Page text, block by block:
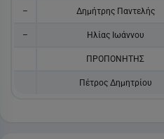
– Δημήτρης Παντελής
– Ηλίας Ιωάννου
ΠΡΟΠΟΝΗΤΗΣ
Πέτρος Δημητρίου